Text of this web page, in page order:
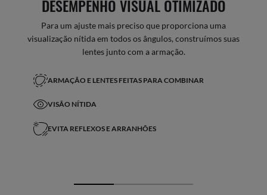
DESEMPENHO VISUAL OTIMIZADO
Para um ajuste mais preciso que proporciona uma
visualização nítida em todos os ângulos, construímos suas
lentes junto com a armação.
ARMAÇÃO E LENTES FEITAS PARA COMBINAR
VISÃO NÍTIDA
EVITA REFLEXOS E ARRANHÕES